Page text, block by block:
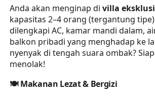
Anda akan menginap divilla
kapasitas 2–4 orang (tergantung
dilengkapi AC, kamar mandi dalam,
balkon pribadi yang menghadap ke
nyenyak di tengah suara ombak?
menolak!
🍽️Makanan Lezat & Bergizi